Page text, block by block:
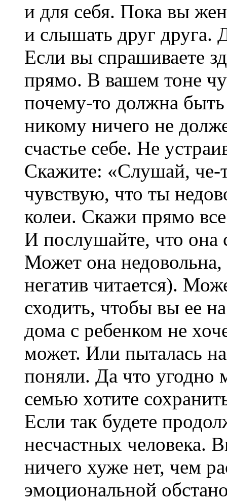
и для себя. Пока вы
и слышать друг
Если вы спрашиваете
прямо. В вашем тоне
почему-то должна
никому ничего не
счастье себе. Не
Скажите: «Слушай, че-
чувствую, что ты
колеи. Скажи прямо все
И послушайте, что она
Может она
негатив читается).
сходить, чтобы вы ее
дома с ребенком не
может. Или пыталась
поняли. Да что угодно
семью хотите
Если так будете
несчастных человека.
ничего хуже нет, чем
эмоциональной